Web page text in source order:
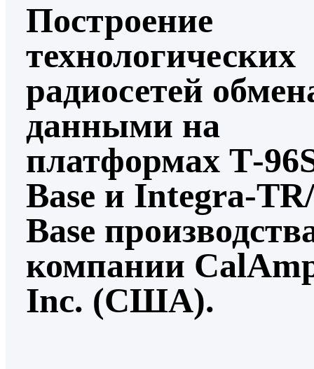
Построение
технологических
радиосетей
данными на
платформах Т-
Base и Integra-
Base
компании
Inc. (США).